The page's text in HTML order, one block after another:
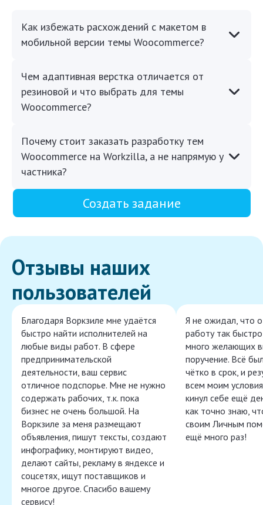
Как избежать расхождений с макетом в
мобильной версии темы Woocommerce?
Чем адаптивная верстка отличается от
резиновой и что выбрать для темы
Woocommerce?
Почему стоит заказать разработку тем
Woocommerce на Workzilla, а не напрямую у
частника?
Создать задание
Отзывы наших
пользователей
Благодаря Воркзиле мне удаётся
быстро найти исполнителей на
любые виды работ. В сфере
предпринимательской
деятельности, ваш сервис
отличное подспорье. Мне не нужно
содержать рабочих, т.к. пока
бизнес не очень большой. На
Воркзиле за меня размещают
объявления, пишут тексты, создают
инфографику, монтируют видео,
делают сайты, рекламу в яндексе и
соцсетях, ищут поставщиков и
многое другое. Спасибо вашему
сервису!
Я не ожидал, что
работу так
много желающих
поручение. Всё
чётко в срок, и
всем моим
кинул себе ещё
как точно знаю,
своим Личным
ещё много раз!